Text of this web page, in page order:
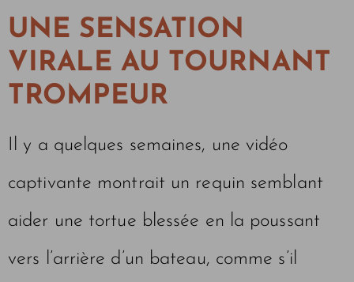
UNE SENSATION
VIRALE AU TOURNANT
TROMPEUR
Il y a quelques semaines, une vidéo
captivante montrait un requin semblant
aider une tortue blessée en la poussant
vers l’arrière d’un bateau, comme s’il